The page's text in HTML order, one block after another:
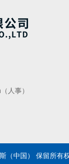
（人事）
（中国） 保留所有